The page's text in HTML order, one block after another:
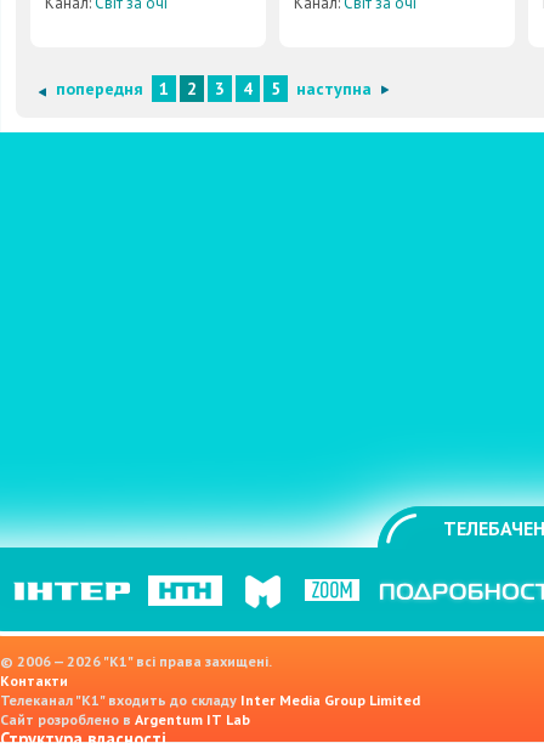
попередня 1 2 3 4 5 наступна
© 2006 — 2026 "K1" всі права захищені.
Контакти
Телеканал "К1" входить до складу Inter Media Group Limited
Сайт розроблено в Argentum IT Lab